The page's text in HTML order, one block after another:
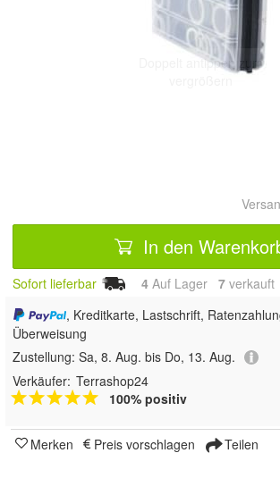
Doppelt antippen zum
In den
Sofort lieferbar 4 Auf Lager 7 verkauft
, Kreditkarte, Lastschrift,
Überweisung
Zustellung: Sa, 8. Aug. bis Do, 13. Aug.
Verkäufer: Terrashop24
100% positiv
Merken Preis vorschlagen Teilen